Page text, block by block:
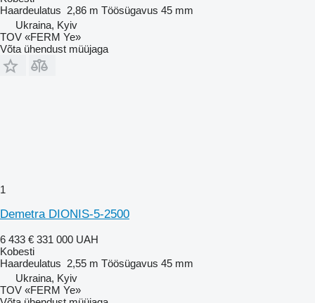
Haardeulatus 2,86 m Töösügavus 45 mm
Ukraina, Kyiv
TOV «FERM Ye»
Võta ühendust müüjaga
1
Demetra DIONIS-5-2500
6 433 € 331 000 UAH
Kobesti
Haardeulatus 2,55 m Töösügavus 45 mm
Ukraina, Kyiv
TOV «FERM Ye»